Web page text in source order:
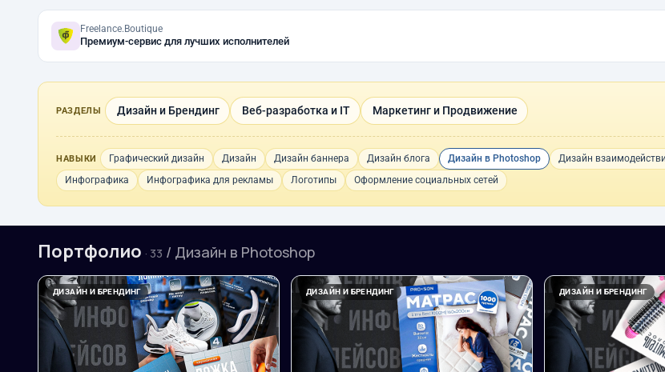
Freelance.Boutique
Премиум-сервис для лучших исполнителей
РАЗДЕЛЫ Дизайн и Брендинг Веб-разработка и IT Маркетинг и Продвижение
НАВЫКИ Графический дизайн Дизайн Дизайн баннера Дизайн блога Дизайн в Photoshop Дизайн
Инфографика
Инфографика для рекламы Логотипы Оформление социальных сетей
Портфолио · 33 / Дизайн в Photoshop
ДИЗАЙН И БРЕНДИНГ ДИЗАЙН И БРЕНДИНГ ДИЗАЙН И БРЕНДИНГ